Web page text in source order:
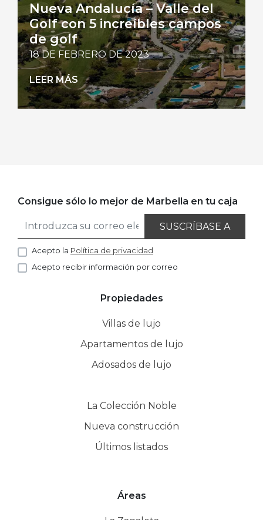
Nueva Andalucía – Valle del
Golf con 5 increíbles campos
de golf
18 DE FEBRERO DE 2023
LEER MÁS
Consigue sólo lo mejor de Marbella en tu caja
SUSCRÍBASE A
Acepto la Política de privacidad
Acepto recibir información por correo
Propiedades
Villas de lujo
Apartamentos de lujo
Adosados de lujo
La Colección Noble
Nueva construcción
Últimos listados
Áreas